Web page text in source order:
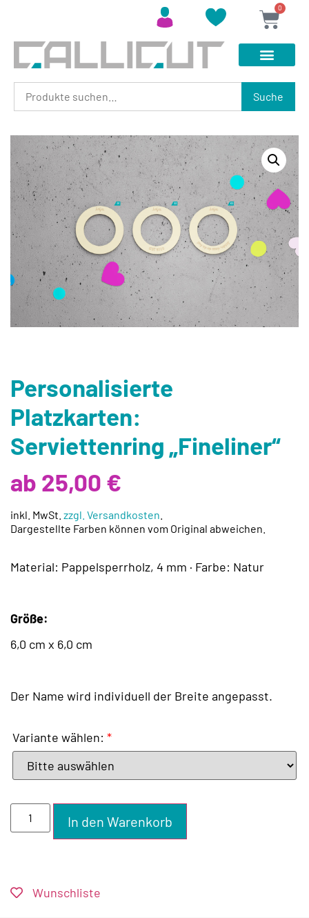
0
Suche
Personalisierte
Platzkarten:
Serviettenring „Fineliner“
ab 25,00 €
inkl. MwSt. zzgl. Versandkosten
Dargestellte Farben können vom Original abweichen.
Material: Pappelsperrholz, 4 mm · Farbe: Natur
Größe:
6,0 cm x 6,0 cm
Der Name wird individuell der Breite angepasst.
Variante wählen: *
In den Warenkorb
Wunschliste